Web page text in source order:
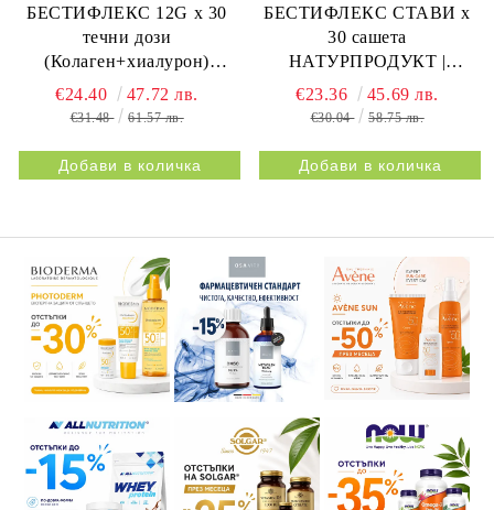
БЕСТИФЛЕКС 12G х 30
течни дози
(Колаген+хиалурон)
НАТУРПРОДУКТ |
BESTIFLEX 12G 30s
€24.40 47.72 лв.
€31.48 61.57 лв.
БЕСТИФЛЕКС СТАВИ х
30 сашета
НАТУРПРОДУКТ |
BESTIFLEX JOINTS 30s
NATURPRODUKT
€23.36 45.69 лв.
€30.04 58.75 лв.